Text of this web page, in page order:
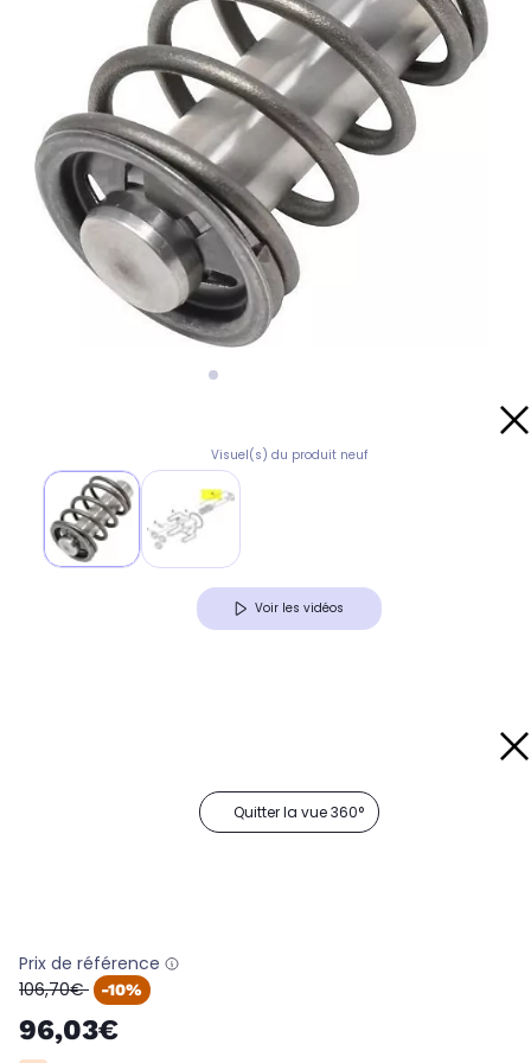
Visuel(s) du produit neuf
Voir les vidéos
Quitter la vue 360°
Prix de référence
oldPrice
106,70€ -10%
96,03€